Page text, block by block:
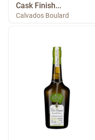
Cask Finish...
Calvados Boulard